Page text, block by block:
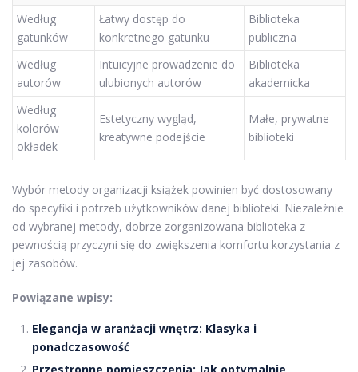
Według
gatunków
Łatwy dostęp do
konkretnego gatunku
Biblioteka
publiczna
Według
autorów
Intuicyjne prowadzenie do
ulubionych autorów
Biblioteka
akademicka
Według
kolorów
okładek
Estetyczny wygląd,
kreatywne podejście
Małe, prywatne
biblioteki
Wybór metody organizacji książek powinien być dostosowany
do specyfiki i potrzeb użytkowników danej biblioteki. Niezależnie
od wybranej metody, dobrze zorganizowana biblioteka z
pewnością przyczyni się do zwiększenia komfortu korzystania z
jej zasobów.
Powiązane wpisy:
Elegancja w aranżacji wnętrz: Klasyka i
ponadczasowość
Przestronne pomieszczenia: Jak optymalnie